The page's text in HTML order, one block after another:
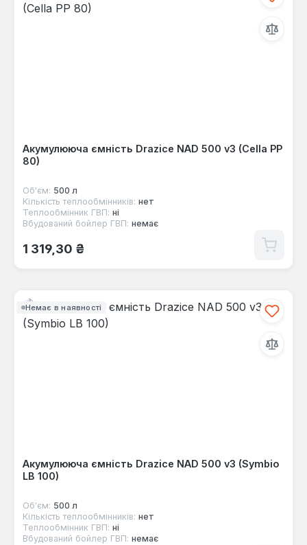
Акумулююча ємність Drazice NAD 500 v3 (Cella PP
80)
Об'єм: 500 л
Кількість теплообмінників: нет
Теплообмінник ГВП: ні
Вбудований бойлер ГВП: немає
Звичайна ціна:
1 319,30 ₴
Немає в наявності
Акумулююча ємність Drazice NAD 500 v3 (Symbio
LB 100)
Об'єм: 500 л
Кількість теплообмінників: нет
Теплообмінник ГВП: ні
Вбудований бойлер ГВП: немає